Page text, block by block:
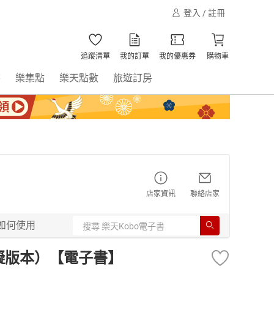
登入 / 註冊
追蹤清單 我的訂單 我的優惠券 購物車
樂集點 樂天點數 旅遊訂房
店家資訊 聯絡店家
何使用
本）【電子書】